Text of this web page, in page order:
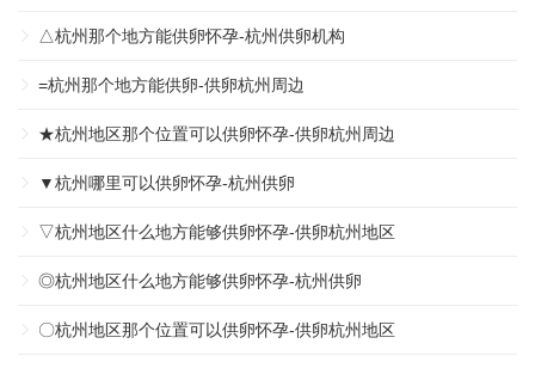
△杭州那个地方能供卵怀孕-杭州供卵机构
=杭州那个地方能供卵-供卵杭州周边
★杭州地区那个位置可以供卵怀孕-供卵杭州周边
▼杭州哪里可以供卵怀孕-杭州供卵
▽杭州地区什么地方能够供卵怀孕-供卵杭州地区
◎杭州地区什么地方能够供卵怀孕-杭州供卵
〇杭州地区那个位置可以供卵怀孕-供卵杭州地区